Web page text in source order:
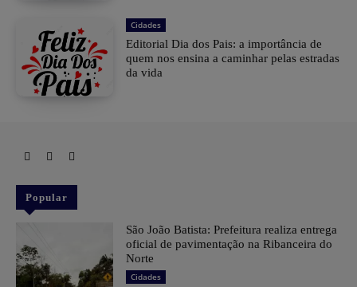
Cidades
Editorial Dia dos Pais: a importância de
quem nos ensina a caminhar pelas estradas
da vida
Popular
São João Batista: Prefeitura realiza entrega
oficial de pavimentação na Ribanceira do
Norte
Cidades